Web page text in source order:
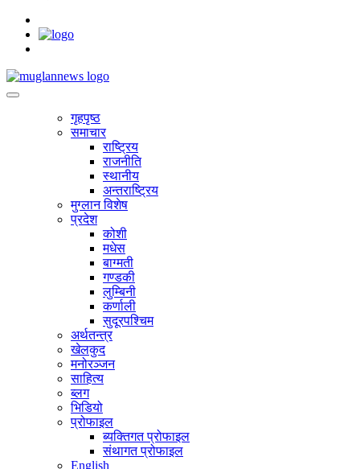
गृहपृष्ठ
समाचार
राष्ट्रिय
राजनीति
स्थानीय
अन्तराष्ट्रिय
मुग्लान विशेष
प्रदेश
कोशी
मधेस
बाग्मती
गण्डकी
लुम्बिनी
कर्णाली
सुदूरपश्चिम
अर्थतन्त्र
खेलकुद
मनोरञ्जन
साहित्य
ब्लग
भिडियो
प्रोफाइल
ब्यक्तिगत प्रोफाइल
संथागत प्रोफाइल
English